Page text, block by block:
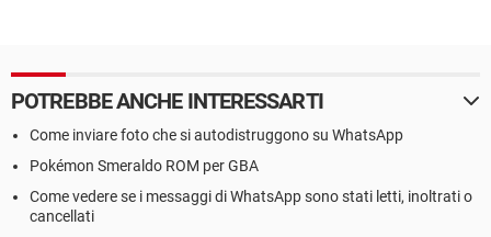
POTREBBE ANCHE INTERESSARTI
Come inviare foto che si autodistruggono su WhatsApp
Pokémon Smeraldo ROM per GBA
Come vedere se i messaggi di WhatsApp sono stati letti, inoltrati o
cancellati